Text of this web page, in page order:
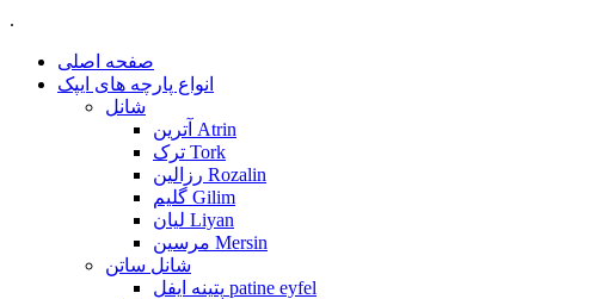
.
صفحه اصلی
انواع پارچه های ایپک
شانل
آترین Atrin
ترک Tork
رزالین Rozalin
گلیم Gilim
لیان Liyan
مرسین Mersin
شانل ساتن
پتینه ایفل patine eyfel